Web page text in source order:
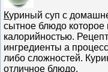
Куриный суп с
сытное блюдо которое
калорийностью.
ингредиенты а
либо сложностей.
отличное блюдо.